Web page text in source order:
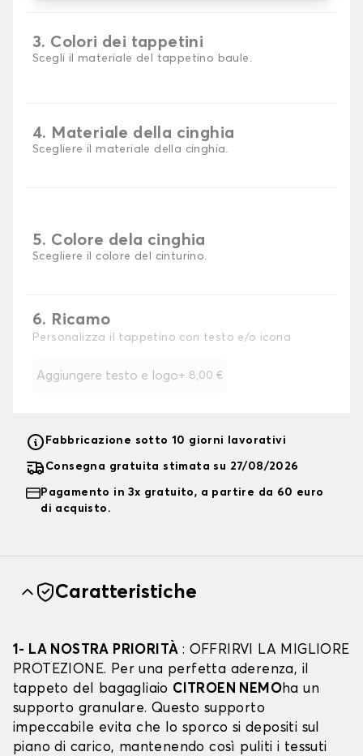
3. Colori dei tappetini
Scegli il materiale del tappetino baule.
4. Materiale della cinghia
Scegliere il materiale della cinghia.
5. Colore dela cinghia
Scegliere il colore del cinturino.
6. Ricamo
Personalizza il tappetino con testo e/o icona
Aggiungere testo e logo+ 8,00 €
Fabbricazione sotto 10 giorni lavorativi
Consegna gratuita stimata su 27/08/2026
Pagamento in 3x gratuito, a partire da 60 euro
di acquisto.
Caratteristiche
1- LA NOSTRA PRIORITÀ : OFFRIRVI LA MIGLIORE
PROTEZIONE. Per una perfetta aderenza, il
tappeto del bagagliaio CITROEN NEMOha un
supporto granulare. Questo supporto
impeccabile evita che lo sporco si depositi sul
piano di carico, mantenendo così puliti i tessuti